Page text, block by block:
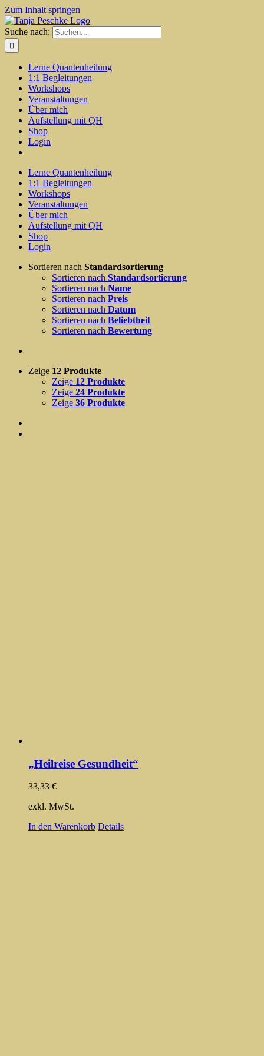
Zum Inhalt springen
Suche nach:
Lerne Quantenheilung
1:1 Begleitungen
Workshops
Veranstaltungen
Über mich
Aufstellung mit QH
Shop
Login
Lerne Quantenheilung
1:1 Begleitungen
Workshops
Veranstaltungen
Über mich
Aufstellung mit QH
Shop
Login
Sortieren nach Standardsortierung
Sortieren nach Standardsortierung
Sortieren nach Name
Sortieren nach Preis
Sortieren nach Datum
Sortieren nach Beliebtheit
Sortieren nach Bewertung
Zeige 12 Produkte
Zeige 12 Produkte
Zeige 24 Produkte
Zeige 36 Produkte
„Heilreise Gesundheit“
33,33 €
exkl. MwSt.
In den Warenkorb Details